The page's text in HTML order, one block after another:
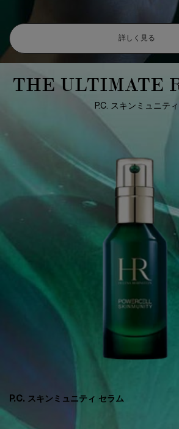
詳しく見る
THE ULTIMATE
P.C. スキンミュニティ
P.C. スキンミュニティ セラム